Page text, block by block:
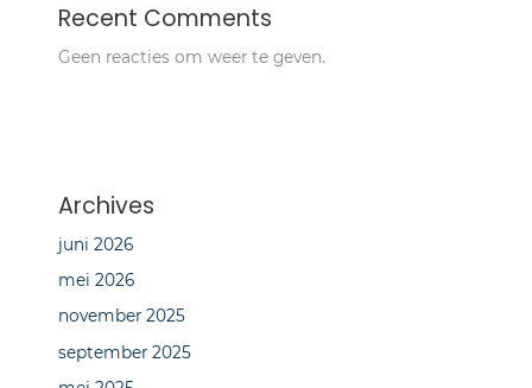
Recent Comments
Geen reacties om weer te geven.
Archives
juni 2026
mei 2026
november 2025
september 2025